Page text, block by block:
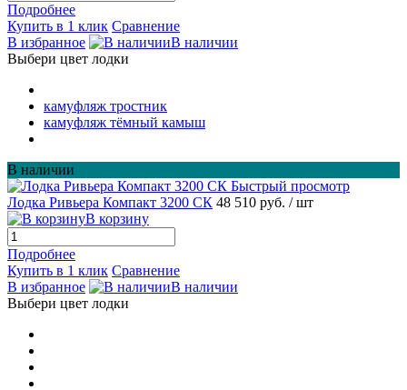
Подробнее
Купить в 1 клик Сравнение
В избранное
В наличии
Выбери цвет лодки
камуфляж тростник
камуфляж тёмный камыш
В наличии
Быстрый просмотр
Лодка Ривьера Компакт 3200 СК 48 510 руб. / шт
В корзину
Подробнее
Купить в 1 клик Сравнение
В избранное
В наличии
Выбери цвет лодки